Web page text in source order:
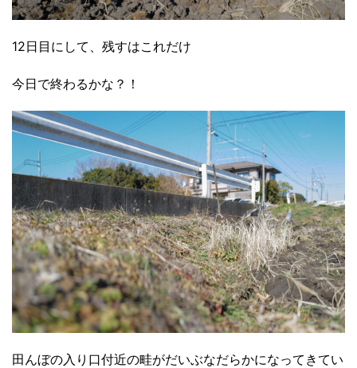
12日目にして、残すはこれだけ
今日で終わるかな？！
田んぼの入り口付近の畦がだいぶなだらかになってきてい